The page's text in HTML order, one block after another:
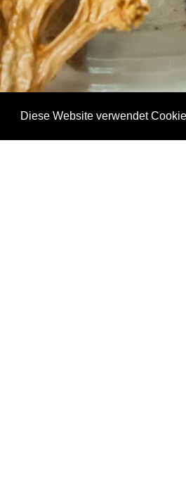
Diese Website verwendet